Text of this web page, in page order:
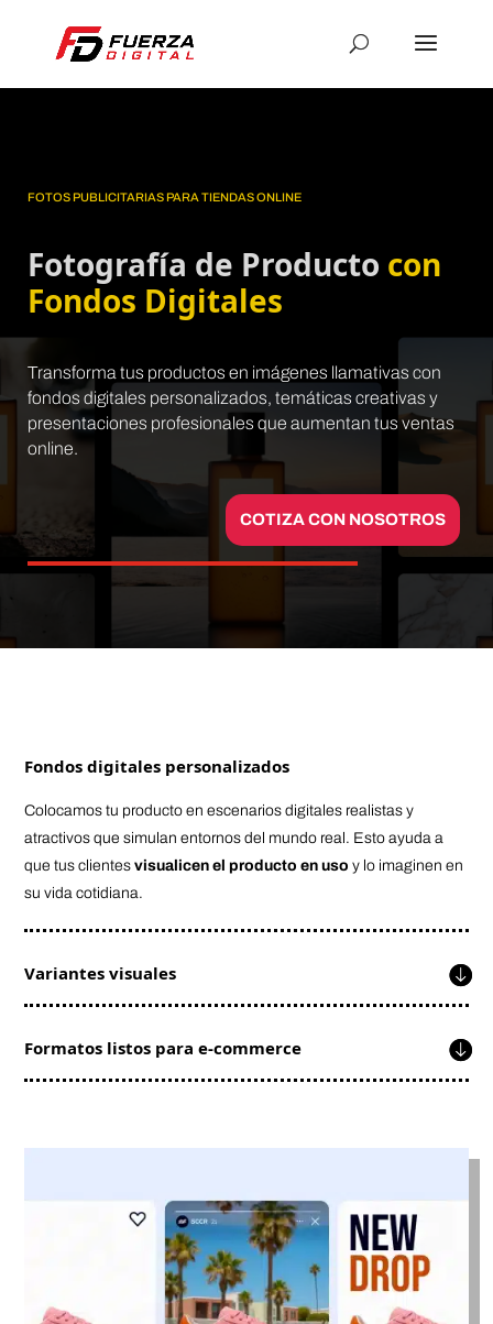
FOTOS PUBLICITARIAS PARA TIENDAS ONLINE
Fotografía de Producto con
Fondos Digitales
Transforma tus productos en imágenes llamativas con
fondos digitales personalizados, temáticas creativas y
presentaciones profesionales que aumentan tus ventas
online.
COTIZA CON NOSOTROS
Fondos digitales personalizados
Colocamos tu producto en escenarios digitales realistas y
atractivos que simulan entornos del mundo real. Esto ayuda a
que tus clientesvisualicen el producto en uso y lo imaginen en
su vida cotidiana.
Variantes visuales
Formatos listos para e-commerce